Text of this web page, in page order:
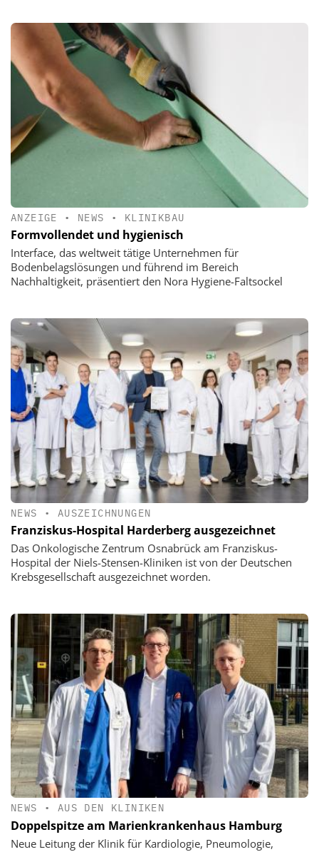
ANZEIGE • NEWS • KLINIKBAU
Formvollendet und hygienisch
Interface, das weltweit tätige Unternehmen für
Bodenbelagslösungen und führend im Bereich
Nachhaltigkeit, präsentiert den Nora Hygiene-Faltsockel
NEWS • AUSZEICHNUNGEN
Franziskus-Hospital Harderberg ausgezeichnet
Das Onkologische Zentrum Osnabrück am Franziskus-
Hospital der Niels-Stensen-Kliniken ist von der Deutschen
Krebsgesellschaft ausgezeichnet worden.
NEWS • AUS DEN KLINIKEN
Doppelspitze am Marienkrankenhaus Hamburg
Neue Leitung der Klinik für Kardiologie, Pneumologie,